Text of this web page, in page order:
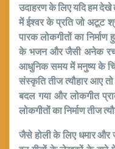
उदाहरण के लिए यदि हम
में ईश्वर के प्रति जो अटूट
पारक लोकगीतों का
के भजन और जैसी अनेक
आधुनिक समय में मनुष्य के
संस्कृति तीज त्यौहार आए
बदल गया और लोकगीत
लोकगीतों का निर्माण तीज
जैसे होली के लिए धमार और